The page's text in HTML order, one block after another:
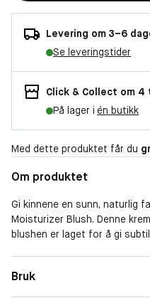
Levering om 3–6
Se leveringstider
Click & Collect om 4
På lager i én butikk
Med dette produktet får du
Om produktet
Gi kinnene en sunn, naturlig
Moisturizer Blush. Denne
blushen er laget for å gi
smelter lett inn i huden og
opptil 12 timer.
Bruk